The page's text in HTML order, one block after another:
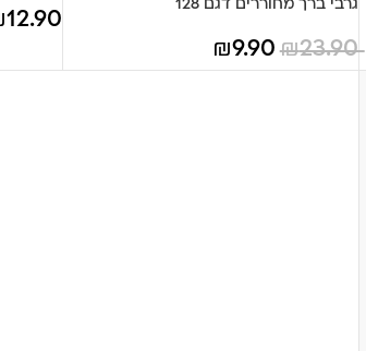
גרבי ברך מחוררים דגם 128
23.90
₪
9.90
₪
12.90